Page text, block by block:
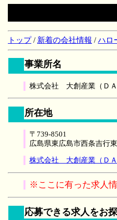
トップ/ 新着の会社情報 /ハロ
事業所名
株式会社 大創産業（ＤＡ
所在地
〒739-8501
広島県東広島市西条吉行
株式会社 大創産業（ＤＡ
※ここに有った求人
応募できる求人をお